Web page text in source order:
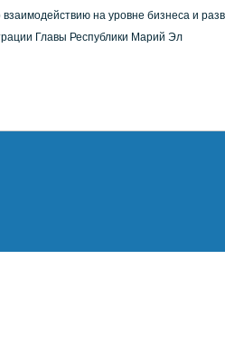
на уровне бизнеса и
Главы Республики Марий Эл